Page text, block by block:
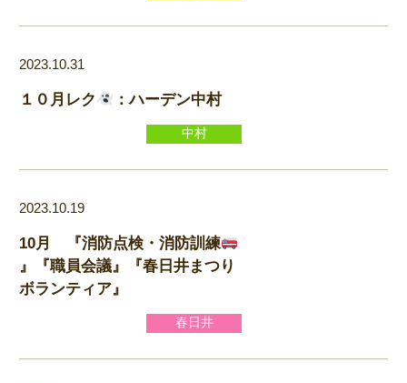
2023.10.31
１０月レク ：ハーデン中村
中村
2023.10.19
10月 『消防点検・消防訓練
』『職員会議』『春日井まつり
ボランティア』
春日井